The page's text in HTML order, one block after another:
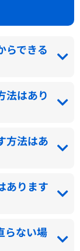
らできる
法はあり
方法はあ
あります
らない場